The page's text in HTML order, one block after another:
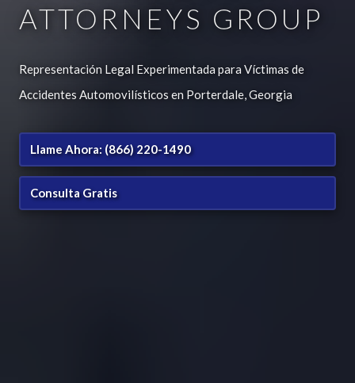
ATTORNEYS GROUP
Representación Legal Experimentada para Víctimas de
Accidentes Automovilísticos en Porterdale, Georgia
Llame Ahora: (866) 220-1490
Consulta Gratis